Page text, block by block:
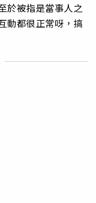
於被指是當事人之
動都很正常呀，搞